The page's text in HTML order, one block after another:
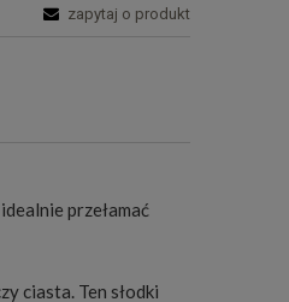
zapytaj o produkt
przełamać
ciasta. Ten słodki